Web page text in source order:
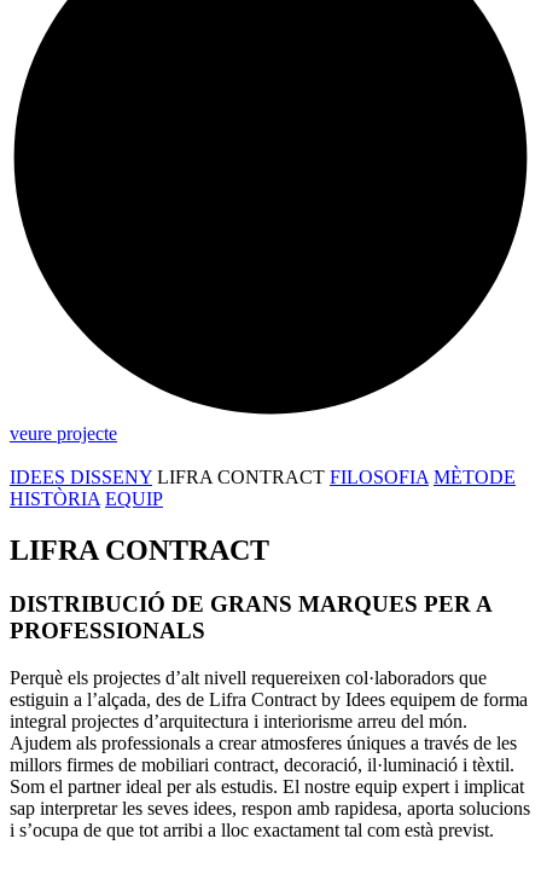
veure projecte
IDEES DISSENY LIFRA CONTRACT FILOSOFIA MÈTODE
HISTÒRIA EQUIP
LIFRA CONTRACT
DISTRIBUCIÓ DE GRANS MARQUES PER A
PROFESSIONALS
Perquè els projectes d’alt nivell requereixen col·laboradors que
estiguin a l’alçada, des de Lifra Con­tract by Idees equipem de forma
integral projectes d’arquitectura i interiorisme arreu del món.
Ajudem als professionals a crear atmosferes úniques a través de les
millors firmes de mobiliari contract, decoració, il·luminació i tèxtil.
Som el partner ideal per als estudis. El nostre equip expert i implicat
sap interpretar les seves idees, respon amb rapidesa, aporta solucions
i s’ocupa de que tot arribi a lloc exactament tal com està previst.